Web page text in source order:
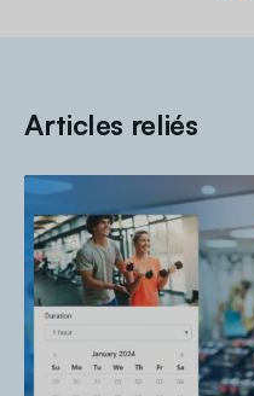
Articles reliés